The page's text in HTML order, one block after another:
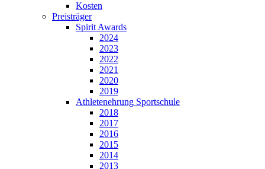
Kosten
Preisträger
Spirit Awards
2024
2023
2022
2021
2020
2019
Athletenehrung Sportschule
2018
2017
2016
2015
2014
2013